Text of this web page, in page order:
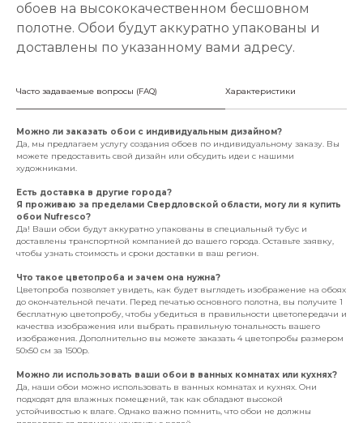
обоев на высококачественном бесшовном
полотне. Обои будут аккуратно упакованы и
доставлены по указанному вами адресу.
Часто задаваемые вопросы (FAQ) Характеристики
Можно ли заказать обои с индивидуальным дизайном?
Да, мы предлагаем услугу создания обоев по индивидуальному заказу. Вы
можете предоставить свой дизайн или обсудить идеи с нашими
художниками.
Есть доставка в другие города?
Я проживаю за пределами Свердловской области, могу ли я купить
обои Nufresco?
Да! Ваши обои будут аккуратно упакованы в специальный тубус и
доставлены транспортной компанией до вашего города. Оставьте заявку,
чтобы узнать стоимость и сроки доставки в ваш регион.
Что такое цветопроба и зачем она нужна?
Цветопроба позволяет увидеть, как будет выглядеть изображение на обоях
до окончательной печати. Перед печатью основного полотна, вы получите 1
бесплатную цветопробу, чтобы убедиться в правильности цветопередачи и
качества изображения или выбрать правильную тональность вашего
изображения. Дополнительно вы можете заказать 4 цветопробы размером
50х50 см за 1500р.
Можно ли использовать ваши обои в ванных комнатах или кухнях?
Да, наши обои можно использовать в ванных комнатах и кухнях. Они
подходят для влажных помещений, так как обладают высокой
устойчивостью к влаге. Однако важно помнить, что обои не должны